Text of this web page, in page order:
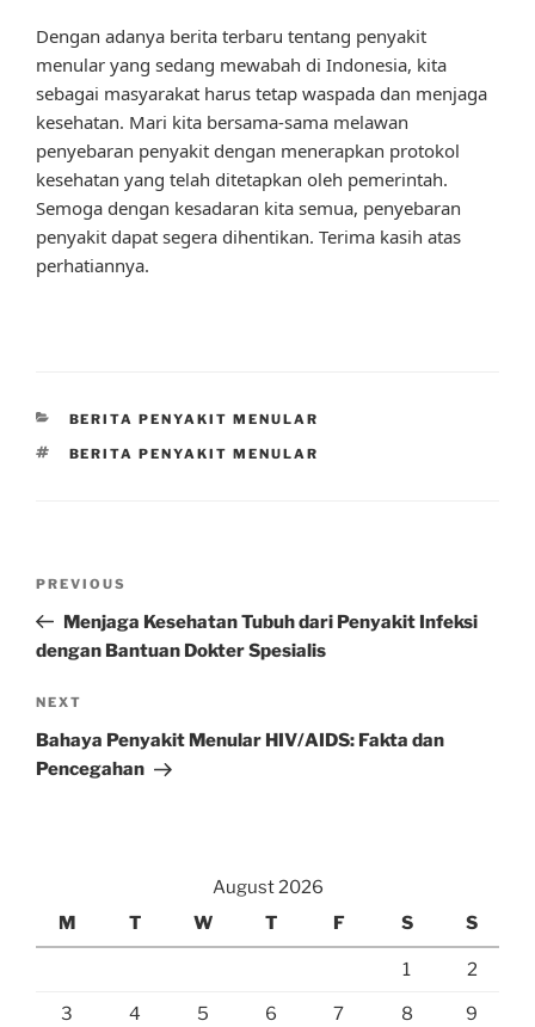
Dengan adanya berita terbaru tentang penyakit
menular yang sedang mewabah di Indonesia, kita
sebagai masyarakat harus tetap waspada dan menjaga
kesehatan. Mari kita bersama-sama melawan
penyebaran penyakit dengan menerapkan protokol
kesehatan yang telah ditetapkan oleh pemerintah.
Semoga dengan kesadaran kita semua, penyebaran
penyakit dapat segera dihentikan. Terima kasih atas
perhatiannya.
CATEGORIES
BERITA PENYAKIT MENULAR
TAGS
BERITA PENYAKIT MENULAR
Previous
Post
PREVIOUS
Menjaga Kesehatan Tubuh dari Penyakit Infeksi
dengan Bantuan Dokter Spesialis
Next
Post
NEXT
Bahaya Penyakit Menular HIV/AIDS: Fakta dan
Pencegahan
August 2026
M
T W T F S S
1 2
3 4 5 6 7 8 9